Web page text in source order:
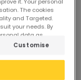
384,29 €
€
40W Eckig 60x60
it. Your personal
The cookies
and Targeted.
your needs. By
data as
Customise